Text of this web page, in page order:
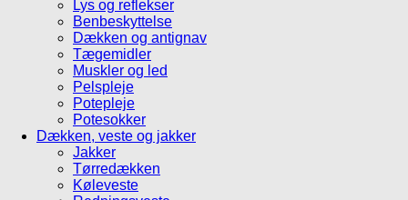
Lys og reflekser
Benbeskyttelse
Dækken og antignav
Tægemidler
Muskler og led
Pelspleje
Potepleje
Potesokker
Dækken, veste og jakker
Jakker
Tørredækken
Køleveste